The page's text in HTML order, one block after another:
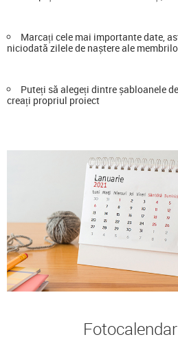
Marcați cele mai importante date,
niciodată zilele de naștere ale
Puteți să alegeți dintre șabloanele
creați propriul proiect